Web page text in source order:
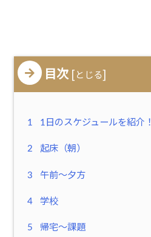
目次 [とじる]
1 1日のスケジュールを紹介！
2 起床（朝）
3 午前〜夕方
4 学校
5 帰宅〜課題